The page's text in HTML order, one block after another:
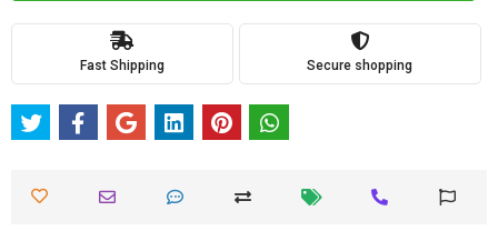
Fast Shipping Secure shopping